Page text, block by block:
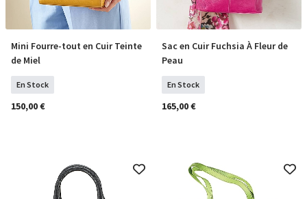
COMMANDER
Mini Fourre-tout en Cuir Teinte
de Miel
En Stock
150,00 €
COMMANDER
Sac en Cuir Fuchsia À Fleur de
Peau
En Stock
165,00 €